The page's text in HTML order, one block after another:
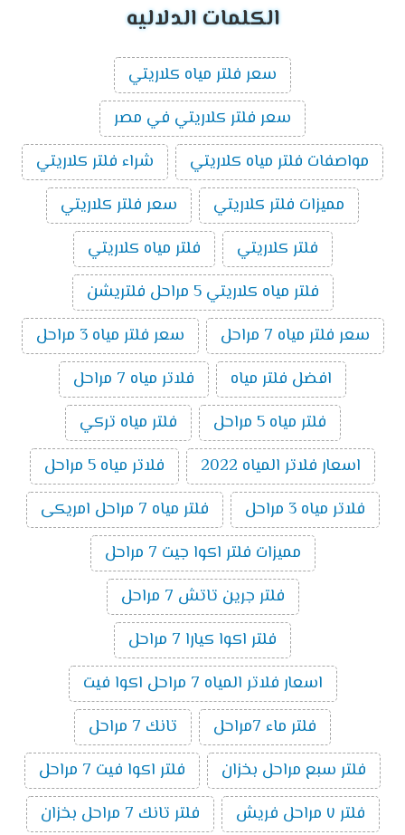
الكلمات الدلاليه
سعر فلتر مياه كلاريتي
سعر فلتر كلاريتي في مصر
مواصفات فلتر مياه كلاريتي
شراء فلتر كلاريتي
مميزات فلتر كلاريتي
سعر فلتر كلاريتي
فلتر كلاريتي
فلتر مياه كلاريتي
فلتر مياه كلاريتي 5 مراحل فلتريشن
سعر فلتر مياه 7 مراحل
سعر فلتر مياه 3 مراحل
افضل فلتر مياه
فلاتر مياه 7 مراحل
فلتر مياه 5 مراحل
فلتر مياه تركي
اسعار فلاتر المياه 2022
فلاتر مياه 5 مراحل
فلاتر مياه 3 مراحل
فلتر مياه 7 مراحل امريكى
مميزات فلتر اكوا جيت 7 مراحل
فلتر جرين تاتش 7 مراحل
فلتر اكوا كيارا 7 مراحل
اسعار فلاتر المياه 7 مراحل اكوا فيت
فلتر ماء 7مراحل
تانك 7 مراحل
فلتر سبع مراحل بخزان
فلتر اكوا فيت 7 مراحل
فلتر ٧ مراحل فريش
فلتر تانك 7 مراحل بخزان